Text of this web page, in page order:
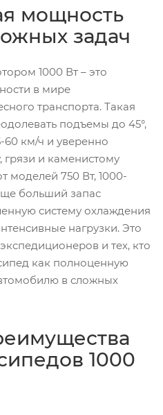
мощность
задач
1000 Вт – это
в мире
транспорта. Такая
подъемы до 45°,
60 км/ч и уверенно
грязи и каменистому
моделей 750 Вт, 1000-
больший запас
систему охлаждения
нагрузки. Это
и тех, кто
как полноценную
в сложных
1000